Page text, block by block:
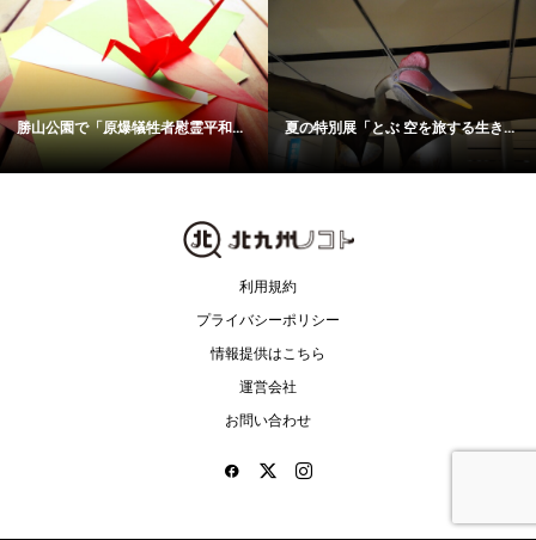
勝山公園で「原爆犠牲者慰霊平和... 夏の特別展「とぶ 空を旅する生き...
利用規約
プライバシーポリシー
情報提供はこちら
運営会社
お問い合わせ